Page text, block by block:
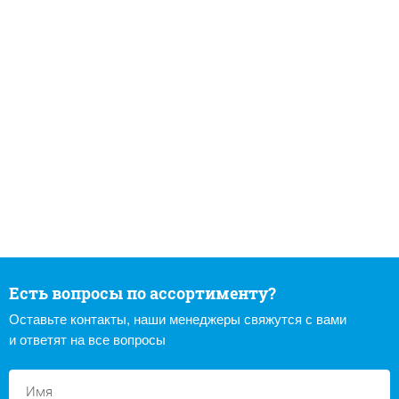
Есть вопросы по ассортименту?
Оставьте контакты, наши менеджеры свяжутся с вами
и ответят на все вопросы